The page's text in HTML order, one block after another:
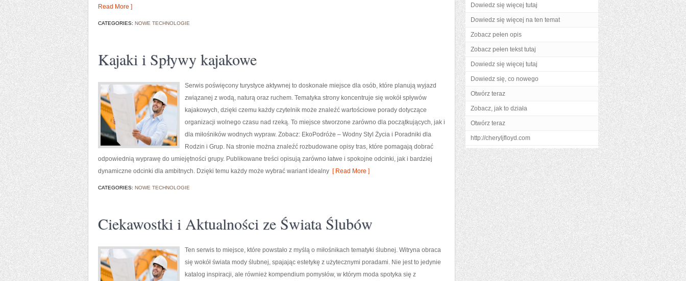
Read More ]
CATEGORIES: NOWE TECHNOLOGIE
Kajaki i Spływy kajakowe
Serwis poświęcony turystyce aktywnej to doskonałe miejsce dla osób, które planują wyjazd
związanej z wodą, naturą oraz ruchem. Tematyka strony koncentruje się wokół spływów
kajakowych, dzięki czemu każdy czytelnik może znaleźć wartościowe porady dotyczące
organizacji wolnego czasu nad rzeką. To miejsce stworzone zarówno dla początkujących, jak i
dla miłośników wodnych wypraw. Zobacz: EkoPodróże – Wodny Styl Życia i Poradniki dla
Rodzin i Grup. Na stronie można znaleźć rozbudowane opisy tras, które pomagają dobrać
odpowiednią wyprawę do umiejętności grupy. Publikowane treści opisują zarówno łatwe i spokojne odcinki, jak i bardziej
dynamiczne odcinki dla ambitnych. Dzięki temu każdy może wybrać wariant idealny [ Read More ]
CATEGORIES: NOWE TECHNOLOGIE
Ciekawostki i Aktualności ze Świata Ślubów
Ten serwis to miejsce, które powstało z myślą o miłośnikach tematyki ślubnej. Witryna obraca
się wokół świata mody ślubnej, spajając estetykę z użytecznymi poradami. Nie jest to jedynie
katalog inspiracji, ale również kompendium pomysłów, w którym moda spotyka się z
Dowiedz się więcej tutaj
Dowiedz się więcej na ten temat
Zobacz pełen opis
Zobacz pełen tekst tutaj
Dowiedz się więcej tutaj
Dowiedz się, co nowego
Otwórz teraz
Zobacz, jak to działa
Otwórz teraz
http://cheryljfloyd.com